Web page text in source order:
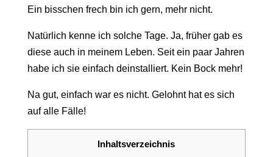
Ein bisschen frech bin ich gern, mehr nicht.
Natürlich kenne ich solche Tage. Ja, früher gab es
diese auch in meinem Leben. Seit ein paar Jahren
habe ich sie einfach deinstalliert. Kein Bock mehr!
Na gut, einfach war es nicht. Gelohnt hat es sich
auf alle Fälle!
Inhaltsverzeichnis